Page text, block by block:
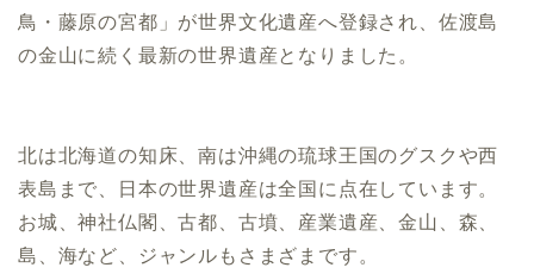
鳥・藤原の宮都」が世界文化遺産へ登録され、佐渡島
の金山に続く最新の世界遺産となりました。
北は北海道の知床、南は沖縄の琉球王国のグスクや西
表島まで、日本の世界遺産は全国に点在しています。
お城、神社仏閣、古都、古墳、産業遺産、金山、森、
島、海など、ジャンルもさまざまです。